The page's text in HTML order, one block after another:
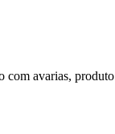
com avarias, produto